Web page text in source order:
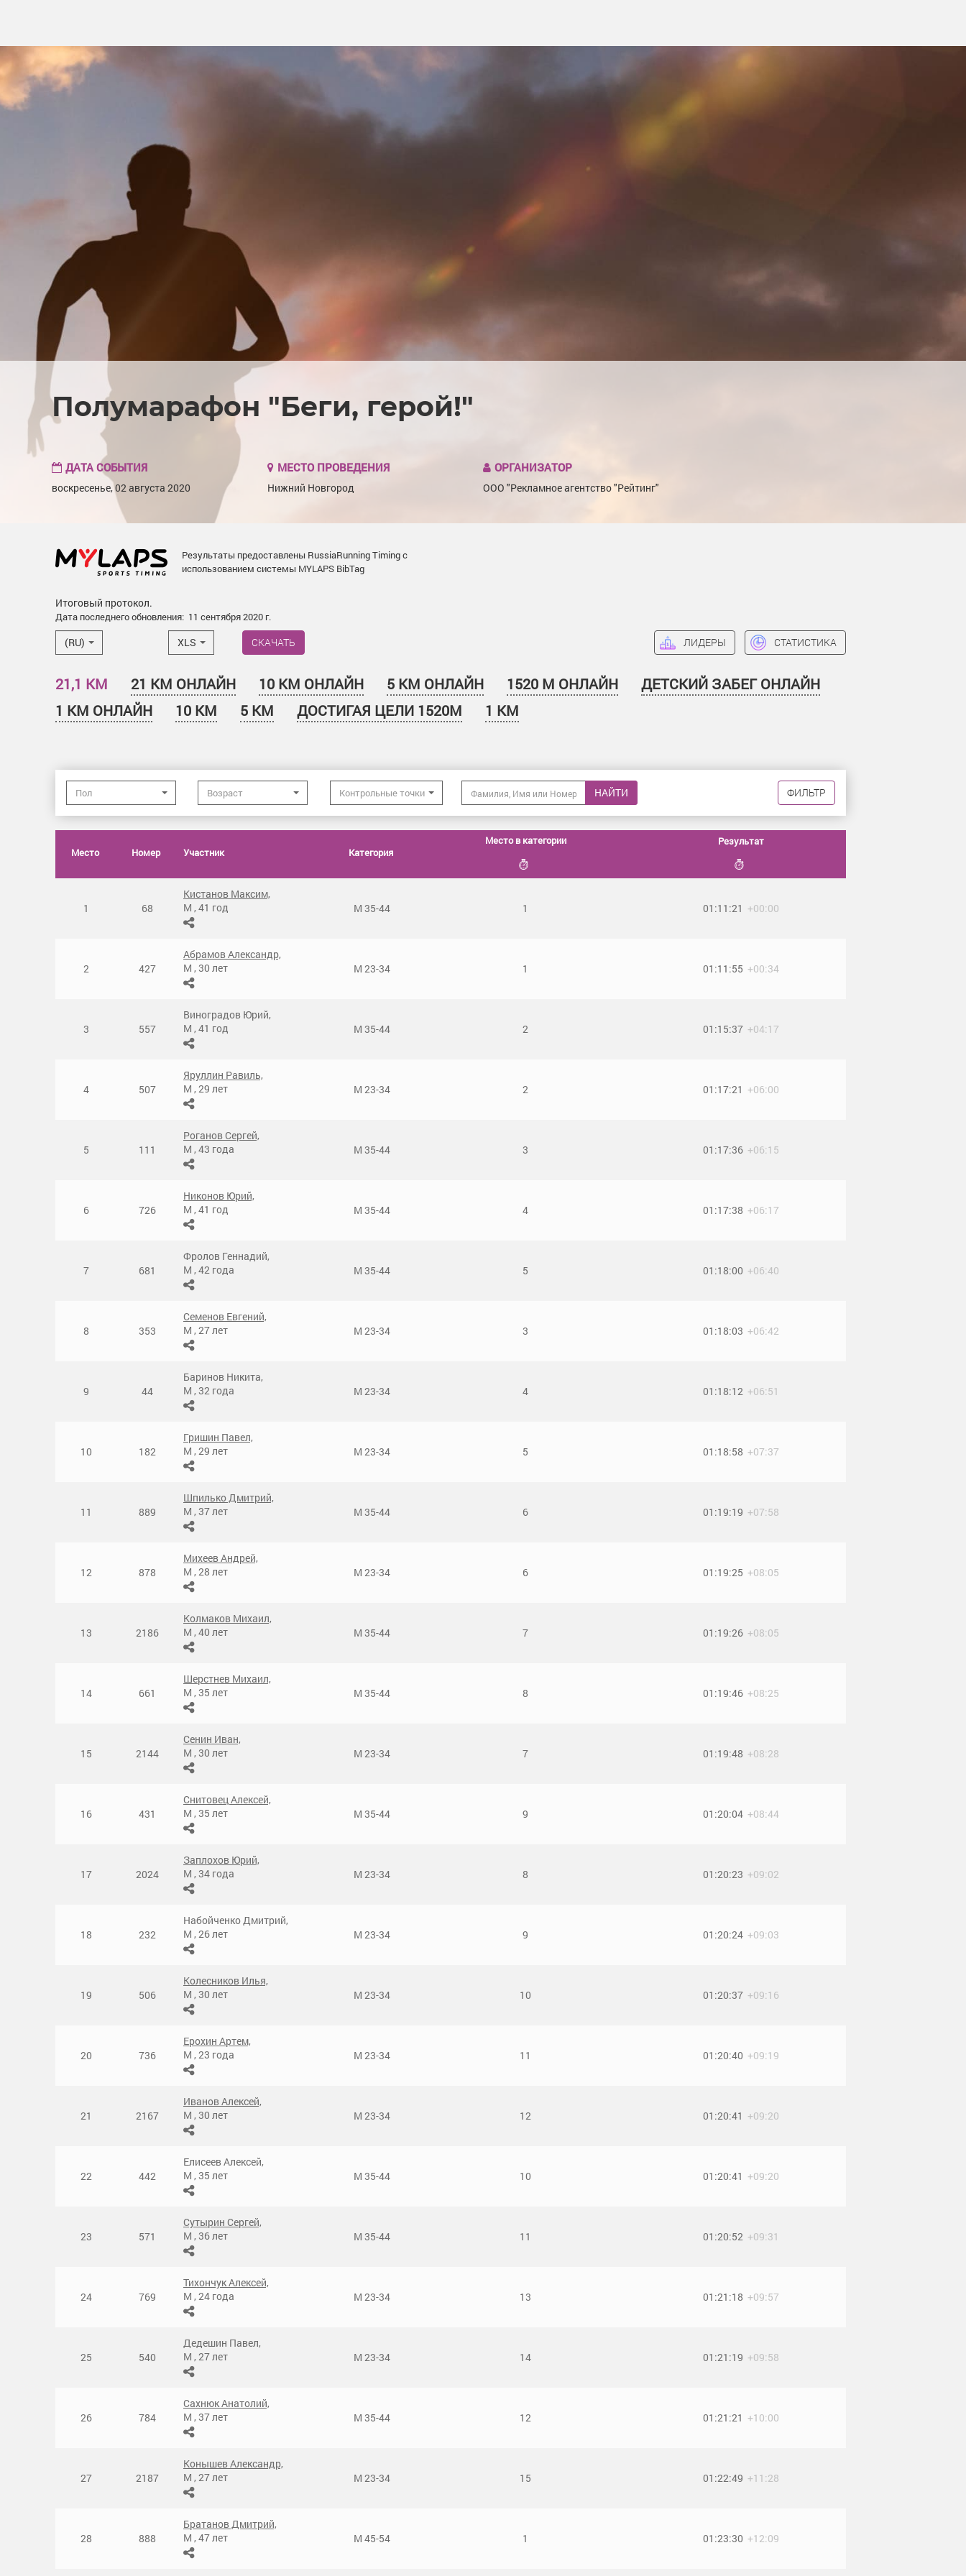
Полумарафон "Беги, герой!"
ДАТА СОБЫТИЯ МЕСТО ПРОВЕДЕНИЯ ОРГАНИЗАТОР
воскресенье, 02 августа 2020 Нижний Новгород ООО "Рекламное агентство "Рейтинг"
Результаты предоставлены RussiaRunning Timing с
использованием системы MYLAPS BibTag
Итоговый протокол.
Дата последнего обновления: 11 сентября 2020 г.
(RU) XLS СКАЧАТЬ ЛИДЕРЫ СТАТИСТИКА
21,1 КМ 21 КМ ОНЛАЙН 10 КМ ОНЛАЙН 5 КМ ОНЛАЙН 1520 М ОНЛАЙН
ДЕТСКИЙ ЗАБЕГ ОНЛАЙН
1 КМ ОНЛАЙН
10 КМ 5 КМ ДОСТИГАЯ ЦЕЛИ 1520М 1 КМ
Пол Возраст Контрольные точки НАЙТИ ФИЛЬТР
Место Номер Участник Категория
Место в категории Результат
1 68
Кистанов Максим,
М , 41 год М 35-44 1 01:11:21 +00:00
2 427
Абрамов Александр,
М , 30 лет М 23-34 1 01:11:55 +00:34
3 557
Виноградов Юрий,
М , 41 год М 35-44 2 01:15:37 +04:17
4 507
Яруллин Равиль,
М , 29 лет М 23-34 2 01:17:21 +06:00
5 111
Роганов Сергей,
М , 43 года М 35-44 3 01:17:36 +06:15
6 726
Никонов Юрий,
М , 41 год М 35-44 4 01:17:38 +06:17
7 681
Фролов Геннадий,
М , 42 года М 35-44 5 01:18:00 +06:40
8 353
Семенов Евгений,
М , 27 лет М 23-34 3 01:18:03 +06:42
9 44
Баринов Никита,
М , 32 года М 23-34 4 01:18:12 +06:51
10 182
Гришин Павел,
М , 29 лет М 23-34 5 01:18:58 +07:37
11 889
Шпилько Дмитрий,
М , 37 лет М 35-44 6 01:19:19 +07:58
12 878
Михеев Андрей,
М , 28 лет М 23-34 6 01:19:25 +08:05
13 2186
Колмаков Михаил,
М , 40 лет М 35-44 7 01:19:26 +08:05
14 661
Шерстнев Михаил,
М , 35 лет М 35-44 8 01:19:46 +08:25
15 2144
Сенин Иван,
М , 30 лет М 23-34 7 01:19:48 +08:28
16 431
Снитовец Алексей,
М , 35 лет М 35-44 9 01:20:04 +08:44
17 2024
Заплохов Юрий,
М , 34 года М 23-34 8 01:20:23 +09:02
18 232
Набойченко Дмитрий,
М , 26 лет М 23-34 9 01:20:24 +09:03
19 506
Колесников Илья,
М , 30 лет М 23-34 10 01:20:37 +09:16
20 736
Ерохин Артем,
М , 23 года М 23-34 11 01:20:40 +09:19
21 2167
Иванов Алексей,
М , 30 лет М 23-34 12 01:20:41 +09:20
22 442
Елисеев Алексей,
М , 35 лет М 35-44 10 01:20:41 +09:20
23 571
Сутырин Сергей,
М , 36 лет М 35-44 11 01:20:52 +09:31
24 769
Тихончук Алексей,
М , 24 года М 23-34 13 01:21:18 +09:57
25 540
Дедешин Павел,
М , 27 лет М 23-34 14 01:21:19 +09:58
26 784
Сахнюк Анатолий,
М , 37 лет М 35-44 12 01:21:21 +10:00
27 2187
Конышев Александр,
М , 27 лет М 23-34 15 01:22:49 +11:28
28 888
Братанов Дмитрий,
М , 47 лет М 45-54 1 01:23:30 +12:09